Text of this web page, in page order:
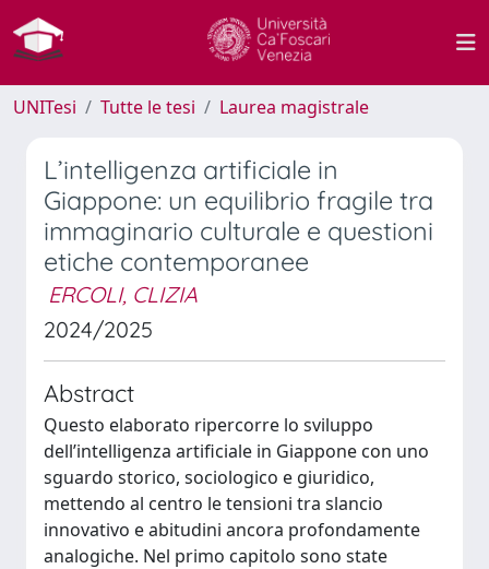
UNITesi Tutte le tesi Laurea magistrale
L’intelligenza artificiale in
Giappone: un equilibrio fragile tra
immaginario culturale e questioni
etiche contemporanee
ERCOLI, CLIZIA
2024/2025
Abstract
Questo elaborato ripercorre lo sviluppo
dell’intelligenza artificiale in Giappone con uno
sguardo storico, sociologico e giuridico,
mettendo al centro le tensioni tra slancio
innovativo e abitudini ancora profondamente
analogiche. Nel primo capitolo sono state